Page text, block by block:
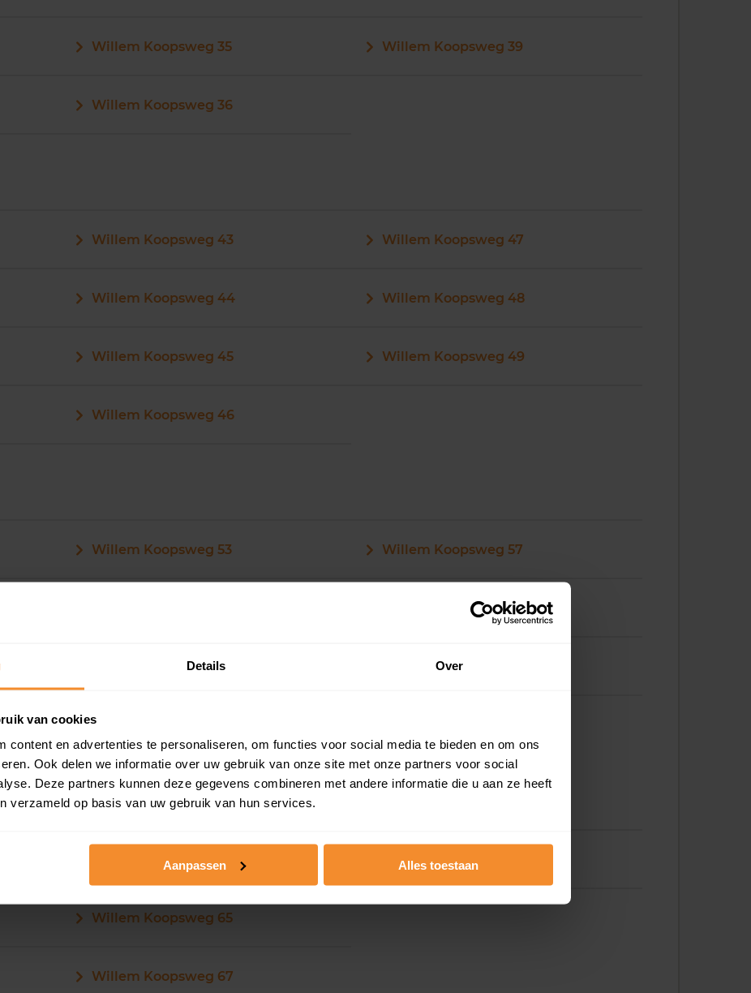
Details Over
van cookies
content en advertenties te personaliseren, om functies voor social media te bieden en om ons
Ook delen we informatie over uw gebruik van onze site met onze partners voor social
Deze partners kunnen deze gegevens combineren met andere informatie die u aan ze heeft
verzameld op basis van uw gebruik van hun services.
Aanpassen Alles toestaan
Willem Koopsweg 35
Willem Koopsweg 36
Willem Koopsweg 39
Willem Koopsweg 43
Willem Koopsweg 44
Willem Koopsweg 45
Willem Koopsweg 46
Willem Koopsweg 47
Willem Koopsweg 48
Willem Koopsweg 49
Willem Koopsweg 53
Willem Koopsweg 55
Willem Koopsweg 56
Willem Koopsweg 57
Willem Koopsweg 58
Willem Koopsweg 59
Willem Koopsweg 63
Willem Koopsweg 65
Willem Koopsweg 67
Willem Koopsweg 69